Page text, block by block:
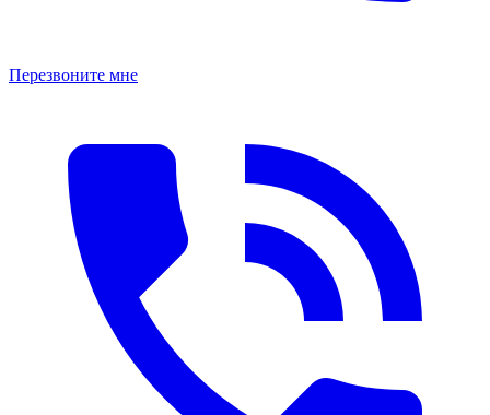
Перезвоните мне